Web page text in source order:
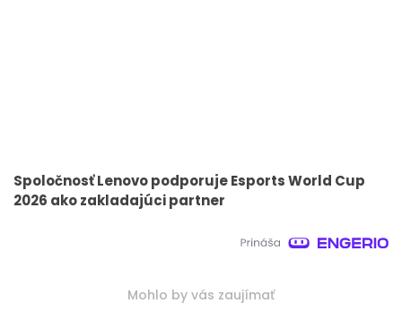
Spoločnosť Lenovo podporuje Esports World Cup
2026 ako zakladajúci partner
Mohlo by vás zaujímať